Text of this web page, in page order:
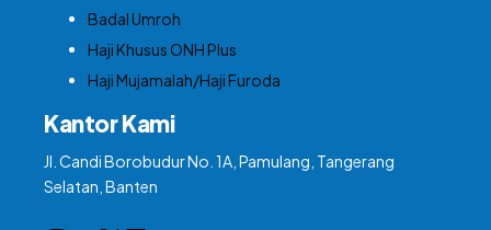
Badal Umroh
Haji Khusus ONH Plus
Haji Mujamalah/Haji Furoda
Kantor Kami
Jl. Candi Borobudur No. 1A, Pamulang, Tangerang
Selatan, Banten